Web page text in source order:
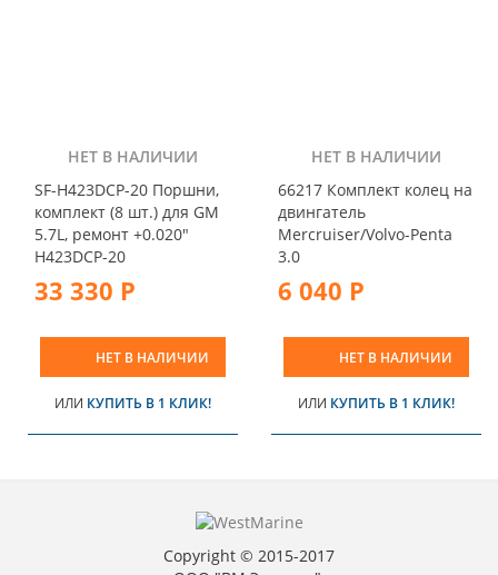
НЕТ В НАЛИЧИИ
SF-H423DCP-20 Поршни,
комплект (8 шт.) для GM
5.7L, ремонт +0.020"
H423DCP-20
33 330 Р
НЕТ В НАЛИЧИИ
ИЛИ КУПИТЬ В 1 КЛИК!
НЕТ В НАЛИЧИИ
66217 Комплект колец на
двингатель
Mercruiser/Volvo-Penta
3.0
6 040 Р
НЕТ В НАЛИЧИИ
ИЛИ КУПИТЬ В 1 КЛИК!
Copyright © 2015-2017